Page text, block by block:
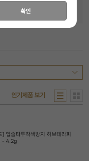
인기제품 보기
] 입술타투착색방지 허브테라피
- 4.2g
확인